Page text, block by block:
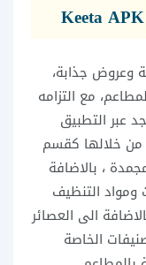
وعروض جذابة،
مع التزامه
عبر التطبيق
من خلالها كقسم
، بالاضافة
ومواد التنظيف
الى العصائر
الخاصة